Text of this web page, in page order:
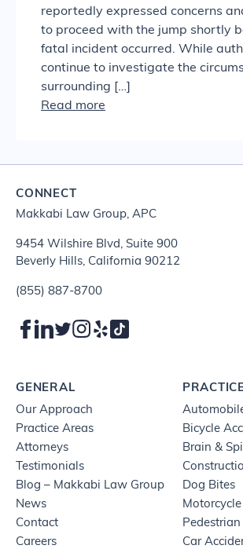
reportedly expressed concerns
to proceed with the jump shortly
fatal incident occurred. While
continue to investigate the
surrounding […]
Read more
CONNECT
Makkabi Law Group, APC
9454 Wilshire Blvd, Suite 900
Beverly Hills, California 90212
(855) 887-8700
GENERAL
Our Approach
Practice Areas
Attorneys
Testimonials
Blog – Makkabi Law Group
News
Contact
Careers
Bicycle
Brain &
Dog Bites
Car